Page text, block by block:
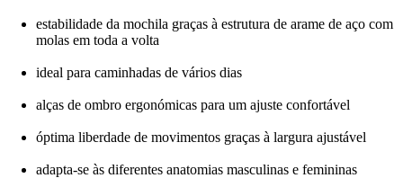
estabilidade da mochila graças à estrutura de arame de aço com
molas em toda a volta
ideal para caminhadas de vários dias
alças de ombro ergonómicas para um ajuste confortável
óptima liberdade de movimentos graças à largura ajustável
adapta-se às diferentes anatomias masculinas e femininas